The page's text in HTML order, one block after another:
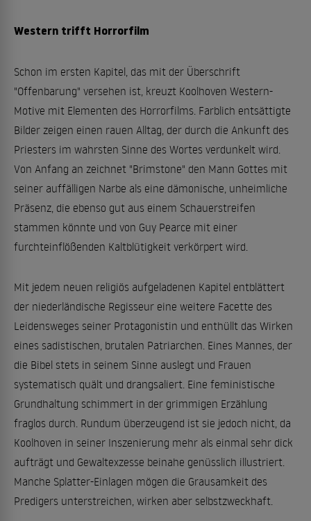
Western trifft Horrorfilm
Schon im ersten Kapitel, das mit der Überschrift
"Offenbarung" versehen ist, kreuzt Koolhoven Western-
Motive mit Elementen des Horrorfilms. Farblich entsättigte
Bilder zeigen einen rauen Alltag, der durch die Ankunft des
Priesters im wahrsten Sinne des Wortes verdunkelt wird.
Von Anfang an zeichnet "Brimstone" den Mann Gottes mit
seiner auffälligen Narbe als eine dämonische, unheimliche
Präsenz, die ebenso gut aus einem Schauerstreifen
stammen könnte und von Guy Pearce mit einer
furchteinflößenden Kaltblütigkeit verkörpert wird.
Mit jedem neuen religiös aufgeladenen Kapitel entblättert
der niederländische Regisseur eine weitere Facette des
Leidensweges seiner Protagonistin und enthüllt das Wirken
eines sadistischen, brutalen Patriarchen. Eines Mannes, der
die Bibel stets in seinem Sinne auslegt und Frauen
systematisch quält und drangsaliert. Eine feministische
Grundhaltung schimmert in der grimmigen Erzählung
fraglos durch. Rundum überzeugend ist sie jedoch nicht, da
Koolhoven in seiner Inszenierung mehr als einmal sehr dick
aufträgt und Gewaltexzesse beinahe genüsslich illustriert.
Manche Splatter-Einlagen mögen die Grausamkeit des
Predigers unterstreichen, wirken aber selbstzweckhaft.